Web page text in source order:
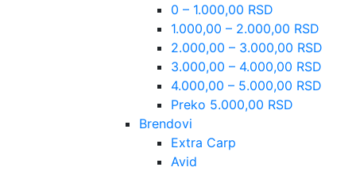
0 – 1.000,00 RSD
1.000,00 – 2.000,00 RSD
2.000,00 – 3.000,00 RSD
3.000,00 – 4.000,00 RSD
4.000,00 – 5.000,00 RSD
Preko 5.000,00 RSD
Brendovi
Extra Carp
Avid